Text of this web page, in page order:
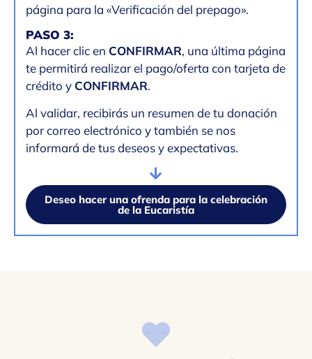
página para la «Verificación del prepago».
PASO 3:
Al hacer clic en CONFIRMAR, una última página
te permitirá realizar el pago/oferta con tarjeta de
crédito y CONFIRMAR.
Al validar, recibirás un resumen de tu donación
por correo electrónico y también se nos
informará de tus deseos y expectativas.
Deseo hacer una ofrenda para la celebración
de la Eucaristía